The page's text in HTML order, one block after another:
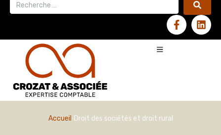
Accueil Droit des sociétés et droit rural